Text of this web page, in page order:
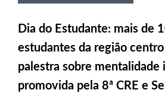
Dia do Estudante: mais de
estudantes da região
palestra sobre mentalidade
promovida pela 8ª CRE e